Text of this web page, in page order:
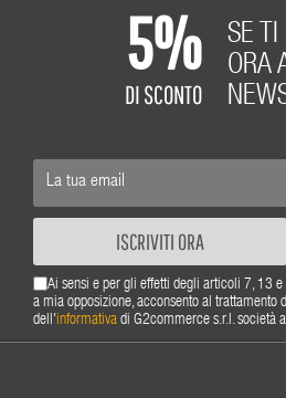
5%
DI SCONTO
SE TI
ORA
ISCRIVITI ORA
Ai sensi e per gli effetti degli articoli 7, 13
a mia opposizione, acconsento al trattamento
dell'informativa di G2commerce s.r.l. società